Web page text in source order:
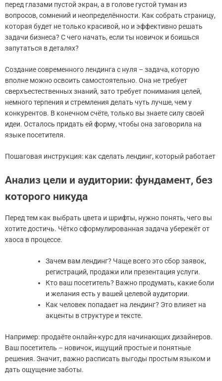
перед глазами пустой экран, а в голове густой туман из
вопросов, сомнений и неопределённости. Как собрать страницу,
которая будет не только красивой, но и эффективно решать
задачи бизнеса? С чего начать, если ты новичок и боишься
запутаться в деталях?
Создание современного лендинга с нуля – задача, которую
вполне можно освоить самостоятельно. Она не требует
сверхъестественных знаний, зато требует понимания целей,
немного терпения и стремления делать чуть лучше, чем у
конкурентов. В конечном счёте, только вы знаете силу своей
идеи. Осталось придать ей форму, чтобы она заговорила на
языке посетителя.
Пошаговая инструкция: как сделать лендинг, который работает
Анализ цели и аудитории: фундамент, без
которого никуда
Перед тем как выбрать цвета и шрифты, нужно понять, чего вы
хотите достичь. Чётко сформулированная задача убережёт от
хаоса в процессе.
Зачем вам лендинг? Чаще всего это сбор заявок,
регистраций, продажи или презентация услуги.
Кто ваш посетитель? Важно продумать, какие боли
и желания есть у вашей целевой аудитории.
Как человек попадает на лендинг? Это влияет на
акценты в структуре и тексте.
Например: продаёте онлайн-курс для начинающих дизайнеров.
Ваш посетитель – новичок, ищущий простые и понятные
решения. Значит, важно расписать выгоды простым языком и
дать ощущение заботы.